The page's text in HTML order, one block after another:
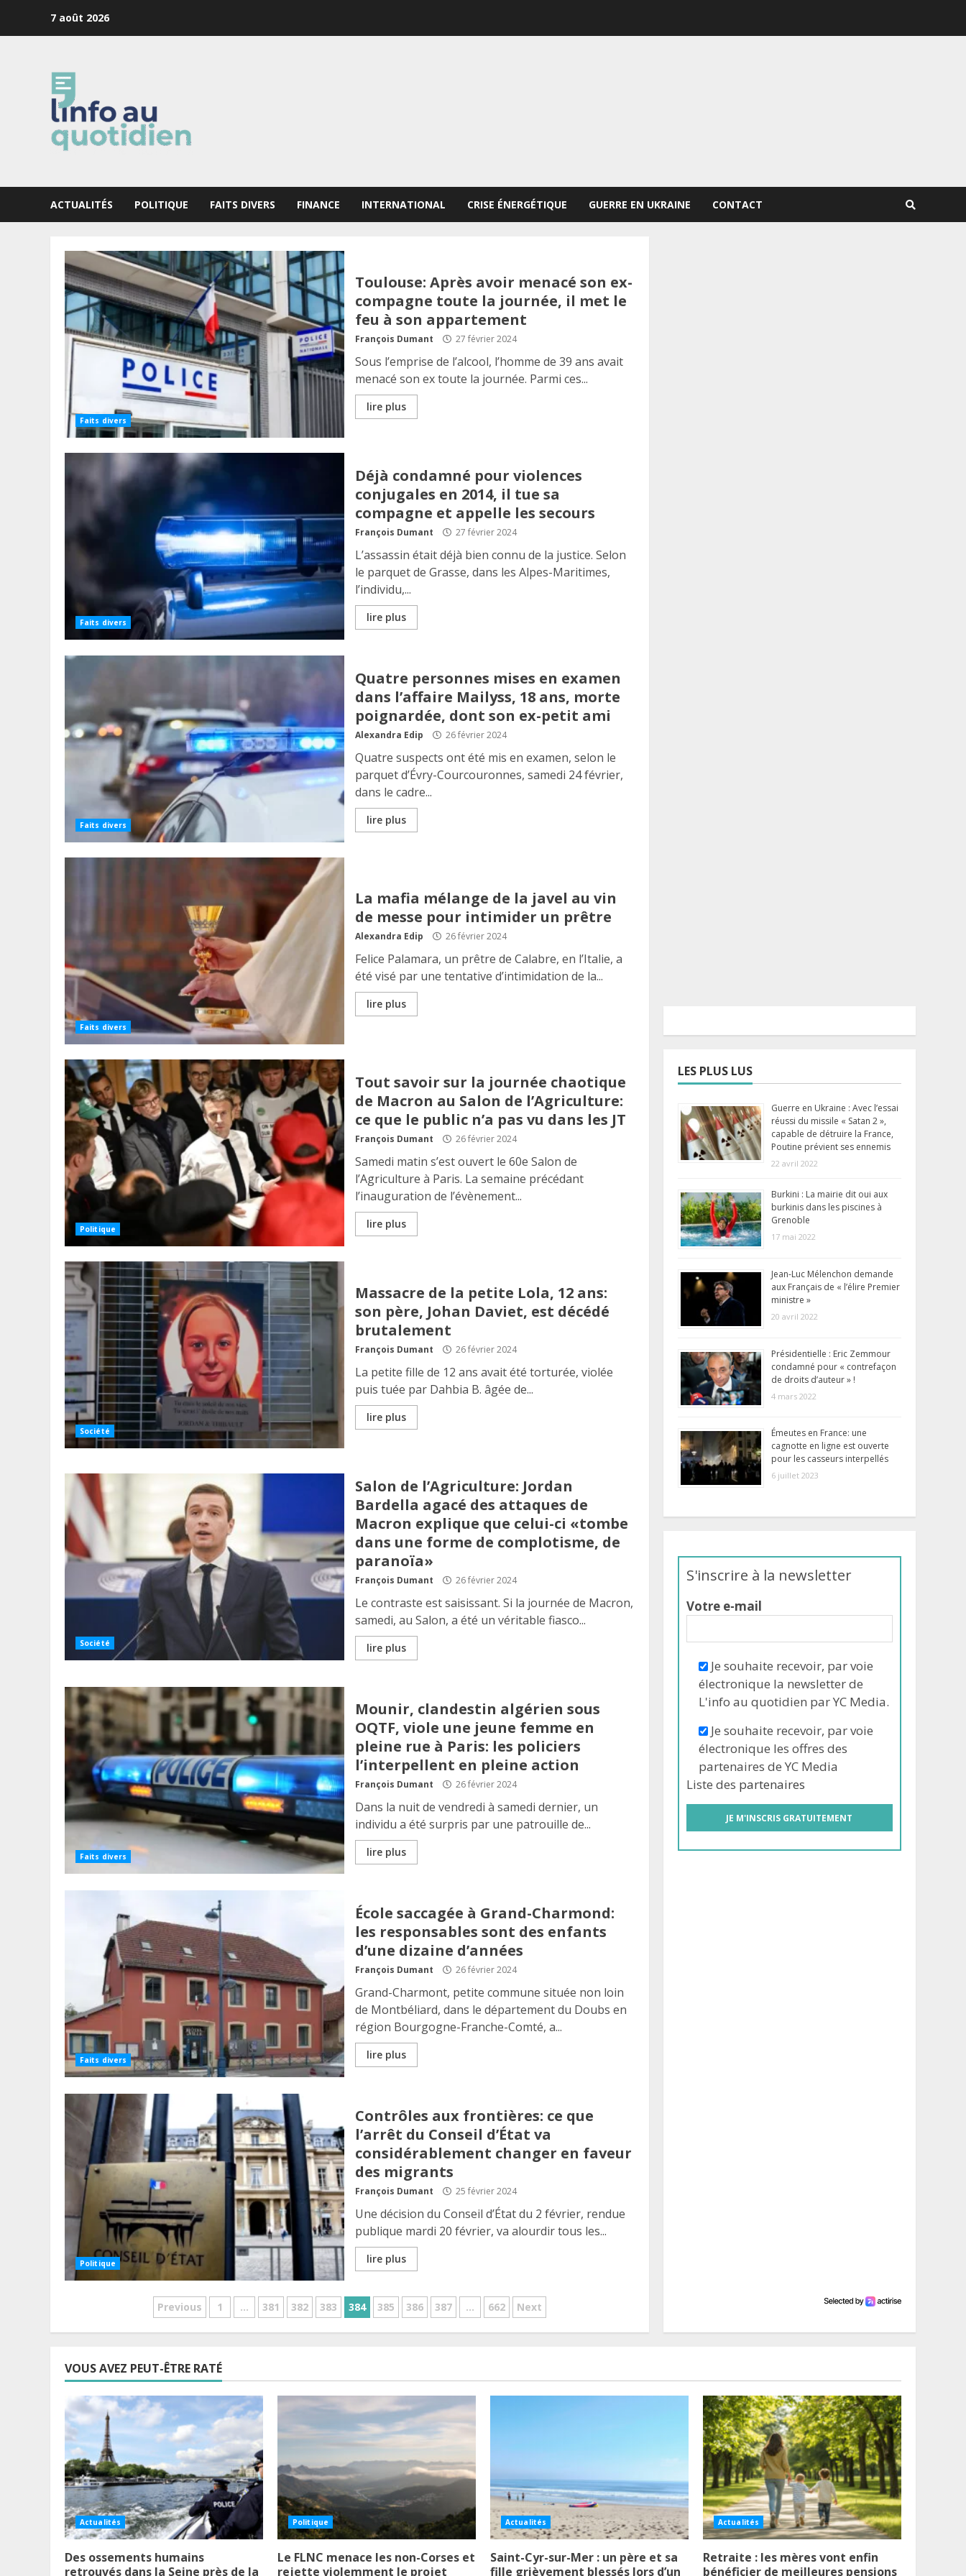
7 août 2026
ACTUALITÉS POLITIQUE FAITS DIVERS FINANCE INTERNATIONAL CRISE ÉNERGÉTIQUE GUERRE EN UKRAINE CONTACT
Faits divers
Toulouse: Après avoir menacé son ex-
compagne toute la journée, il met le
feu à son appartement
François Dumant 27 février 2024
Sous l’emprise de l’alcool, l’homme de 39 ans avait
menacé son ex toute la journée. Parmi ces...
lire plus
Faits divers
Déjà condamné pour violences
conjugales en 2014, il tue sa
compagne et appelle les secours
François Dumant 27 février 2024
L’assassin était déjà bien connu de la justice. Selon
le parquet de Grasse, dans les Alpes-Maritimes,
l’individu,...
lire plus
Faits divers
Quatre personnes mises en examen
dans l’affaire Mailyss, 18 ans, morte
poignardée, dont son ex-petit ami
Alexandra Edip 26 février 2024
Quatre suspects ont été mis en examen, selon le
parquet d’Évry-Courcouronnes, samedi 24 février,
dans le cadre...
lire plus
Faits divers
La mafia mélange de la javel au vin
de messe pour intimider un prêtre
Alexandra Edip 26 février 2024
Felice Palamara, un prêtre de Calabre, en l’Italie, a
été visé par une tentative d’intimidation de la...
lire plus
Politique
Tout savoir sur la journée chaotique
de Macron au Salon de l’Agriculture:
ce que le public n’a pas vu dans les JT
François Dumant 26 février 2024
Samedi matin s’est ouvert le 60e Salon de
l’Agriculture à Paris. La semaine précédant
l’inauguration de l’évènement...
lire plus
Société
Massacre de la petite Lola, 12 ans:
son père, Johan Daviet, est décédé
brutalement
François Dumant 26 février 2024
La petite fille de 12 ans avait été torturée, violée
puis tuée par Dahbia B. âgée de...
lire plus
Société
Salon de l’Agriculture: Jordan
Bardella agacé des attaques de
Macron explique que celui-ci «tombe
dans une forme de complotisme, de
paranoïa»
François Dumant 26 février 2024
Le contraste est saisissant. Si la journée de Macron,
samedi, au Salon, a été un véritable fiasco...
lire plus
Faits divers
Mounir, clandestin algérien sous
OQTF, viole une jeune femme en
pleine rue à Paris: les policiers
l’interpellent en pleine action
François Dumant 26 février 2024
Dans la nuit de vendredi à samedi dernier, un
individu a été surpris par une patrouille de...
lire plus
Faits divers
École saccagée à Grand-Charmond:
les responsables sont des enfants
d’une dizaine d’années
François Dumant 26 février 2024
Grand-Charmont, petite commune située non loin
de Montbéliard, dans le département du Doubs en
région Bourgogne-Franche-Comté, a...
lire plus
Politique
Contrôles aux frontières: ce que
l’arrêt du Conseil d’État va
considérablement changer en faveur
des migrants
François Dumant 25 février 2024
Une décision du Conseil d’État du 2 février, rendue
publique mardi 20 février, va alourdir tous les...
lire plus
Pagination
des
publications
Previous 1 … 381 382 383 384 385 386 387 … 662 Next
LES PLUS LUS
Guerre en Ukraine : Avec l’essai
réussi du missile « Satan 2 »,
capable de détruire la France,
Poutine prévient ses ennemis
22 avril 2022
Burkini : La mairie dit oui aux
burkinis dans les piscines à
Grenoble
17 mai 2022
Jean-Luc Mélenchon demande
aux Français de « l’élire Premier
ministre »
20 avril 2022
Présidentielle : Eric Zemmour
condamné pour « contrefaçon
de droits d’auteur » !
4 mars 2022
Émeutes en France: une
cagnotte en ligne est ouverte
pour les casseurs interpellés
6 juillet 2023
S'inscrire à la newsletter
Votre e-mail
Je souhaite recevoir, par voie
électronique la newsletter de
L'info au quotidien par YC Media.
Je souhaite recevoir, par voie
électronique les offres des
partenaires de YC Media
Liste des partenaires
VOUS AVEZ PEUT-ÊTRE RATÉ
Actualités
Des ossements humains
retrouvés dans la Seine près de la
Politique
Le FLNC menace les non-Corses et
rejette violemment le projet
Actualités
Saint-Cyr-sur-Mer : un père et sa
fille grièvement blessés lors d’un
Actualités
Retraite : les mères vont enfin
bénéficier de meilleures pensions